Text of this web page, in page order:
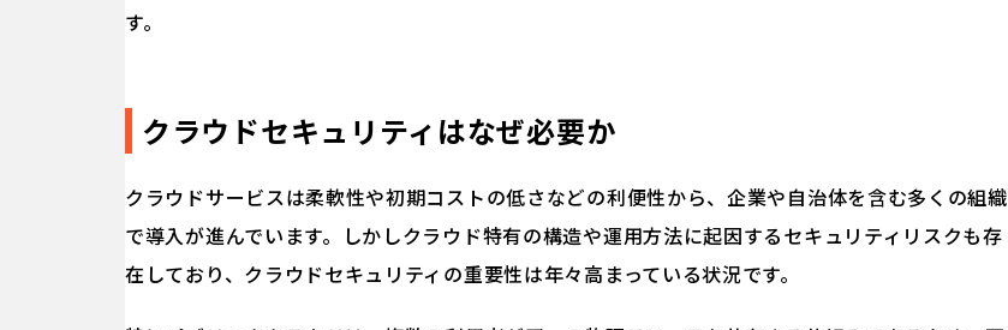
す。
クラウドセキュリティはなぜ必要か
クラウドサービスは柔軟性や初期コストの低さなどの利便性から、企業や自治体を含む多くの組織
で導入が進んでいます。しかしクラウド特有の構造や運用方法に起因するセキュリティリスクも存
在しており、クラウドセキュリティの重要性は年々高まっている状況です。